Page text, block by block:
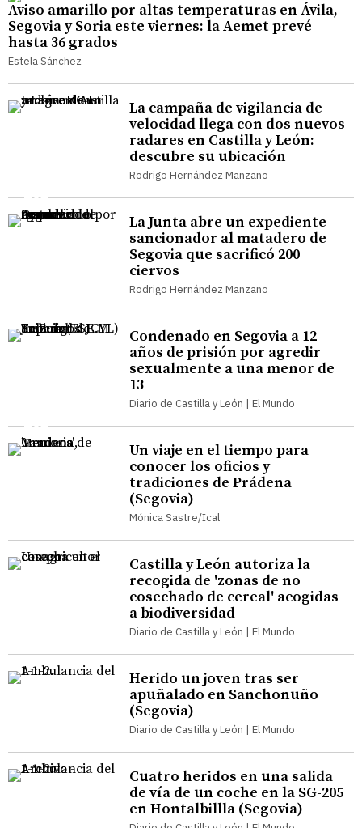
Aviso amarillo por altas temperaturas en Ávila,
Segovia y Soria este viernes: la Aemet prevé
hasta 36 grados
Estela Sánchez
La campaña de vigilancia de
velocidad llega con dos nuevos
radares en Castilla y León:
descubre su ubicación
Rodrigo Hernández Manzano
La Junta abre un expediente
sancionador al matadero de
Segovia que sacrificó 200
ciervos
Rodrigo Hernández Manzano
Condenado en Segovia a 12
años de prisión por agredir
sexualmente a una menor de
13
Diario de Castilla y León | El Mundo
Un viaje en el tiempo para
conocer los oficios y
tradiciones de Prádena
(Segovia)
Mónica Sastre/Ical
Castilla y León autoriza la
recogida de 'zonas de no
cosechado de cereal' acogidas
a biodiversidad
Diario de Castilla y León | El Mundo
Herido un joven tras ser
apuñalado en Sanchonuño
(Segovia)
Diario de Castilla y León | El Mundo
Cuatro heridos en una salida
de vía de un coche en la SG-205
en Hontalbillla (Segovia)